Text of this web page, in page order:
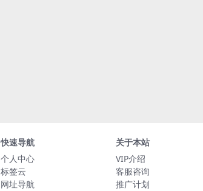
快速导航
个人中心
标签云
网址导航
关于本站
VIP介绍
客服咨询
推广计划